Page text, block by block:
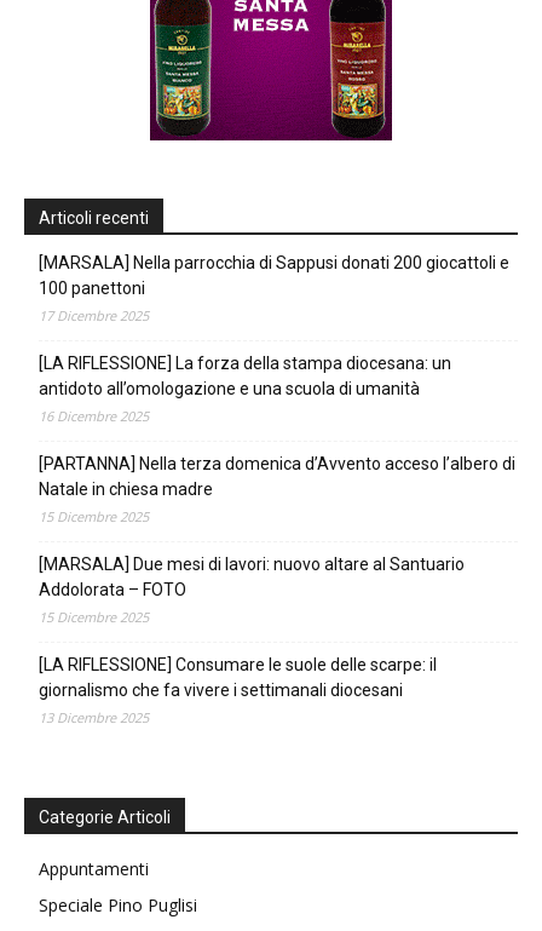
Articoli recenti
[MARSALA] Nella parrocchia di Sappusi donati 200 giocattoli e
100 panettoni
17 Dicembre 2025
[LA RIFLESSIONE] La forza della stampa diocesana: un
antidoto all’omologazione e una scuola di umanità
16 Dicembre 2025
[PARTANNA] Nella terza domenica d’Avvento acceso l’albero di
Natale in chiesa madre
15 Dicembre 2025
[MARSALA] Due mesi di lavori: nuovo altare al Santuario
Addolorata – FOTO
15 Dicembre 2025
[LA RIFLESSIONE] Consumare le suole delle scarpe: il
giornalismo che fa vivere i settimanali diocesani
13 Dicembre 2025
Categorie Articoli
Appuntamenti
Speciale Pino Puglisi